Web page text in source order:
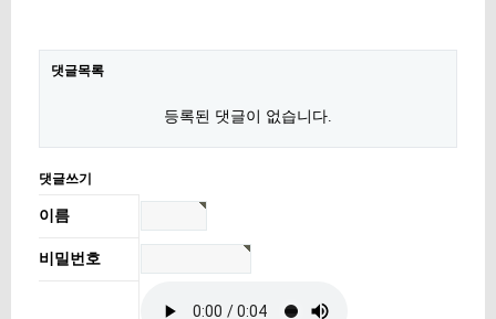
댓글목록
등록된 댓글이 없습니다.
댓글쓰기
이름
비밀번호